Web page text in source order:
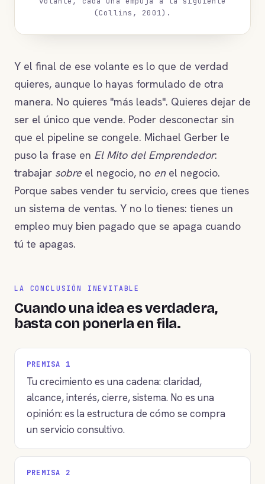
(Collins, 2001).
Y el final de ese volante es lo que de verdad
quieres, aunque lo hayas formulado de otra
manera. No quieres "más leads". Quieres dejar de
ser el único que vende. Poder desconectar sin
que el pipeline se congele. Michael Gerber le
puso la frase en El Mito del Emprendedor:
trabajar sobreel negocio, no enel negocio.
Porque sabes vender tu servicio, crees que tienes
un sistema de ventas. Y no lo tienes: tienes un
empleo muy bien pagado que se apaga cuando
tú te apagas.
LA CONCLUSIÓN INEVITABLE
Cuando una idea es verdadera,
basta con ponerla en fila.
PREMISA 1
Tu crecimiento es una cadena: claridad,
alcance, interés, cierre, sistema. No es una
opinión: es la estructura de cómo se compra
un servicio consultivo.
PREMISA 2